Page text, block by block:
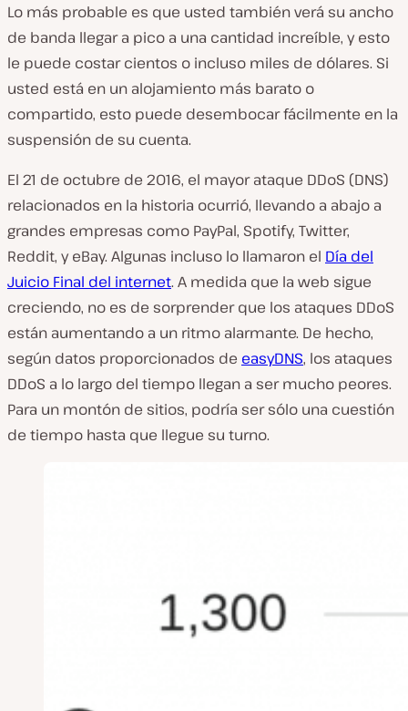
Lo más probable es que usted también verá su ancho
de banda llegar a pico a una cantidad increíble, y esto
le puede costar cientos o incluso miles de dólares. Si
usted está en un alojamiento más barato o
compartido, esto puede desembocar fácilmente en la
suspensión de su cuenta.
El 21 de octubre de 2016, el mayor ataque DDoS (DNS)
relacionados en la historia ocurrió, llevando a abajo a
grandes empresas como PayPal, Spotify, Twitter,
Reddit, y eBay. Algunas incluso lo llamaron el Día del
Juicio Final del internet. A medida que la web sigue
creciendo, no es de sorprender que los ataques DDoS
están aumentando a un ritmo alarmante. De hecho,
según datos proporcionados de easyDNS, los ataques
DDoS a lo largo del tiempo llegan a ser mucho peores.
Para un montón de sitios, podría ser sólo una cuestión
de tiempo hasta que llegue su turno.